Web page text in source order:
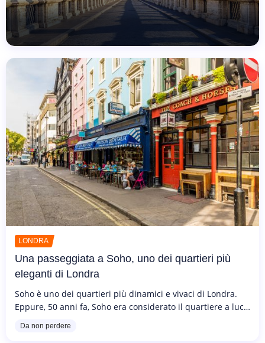
LONDRA
Una passeggiata a Soho, uno dei quartieri più
eleganti di Londra
Soho è uno dei quartieri più dinamici e vivaci di Londra.
Eppure, 50 anni fa, Soho era considerato il quartiere a luci
Da non perdere